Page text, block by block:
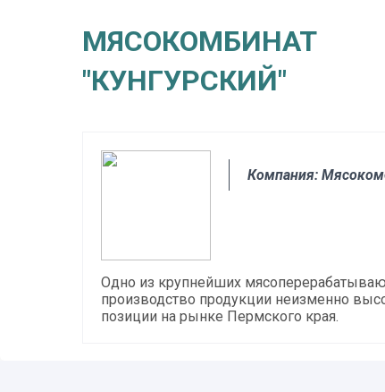
МЯСОКОМБИНАТ
"КУНГУРСКИЙ"
Компания:
Одно из крупнейших
производство продукции неизменно
позиции на рынке Пермского края.